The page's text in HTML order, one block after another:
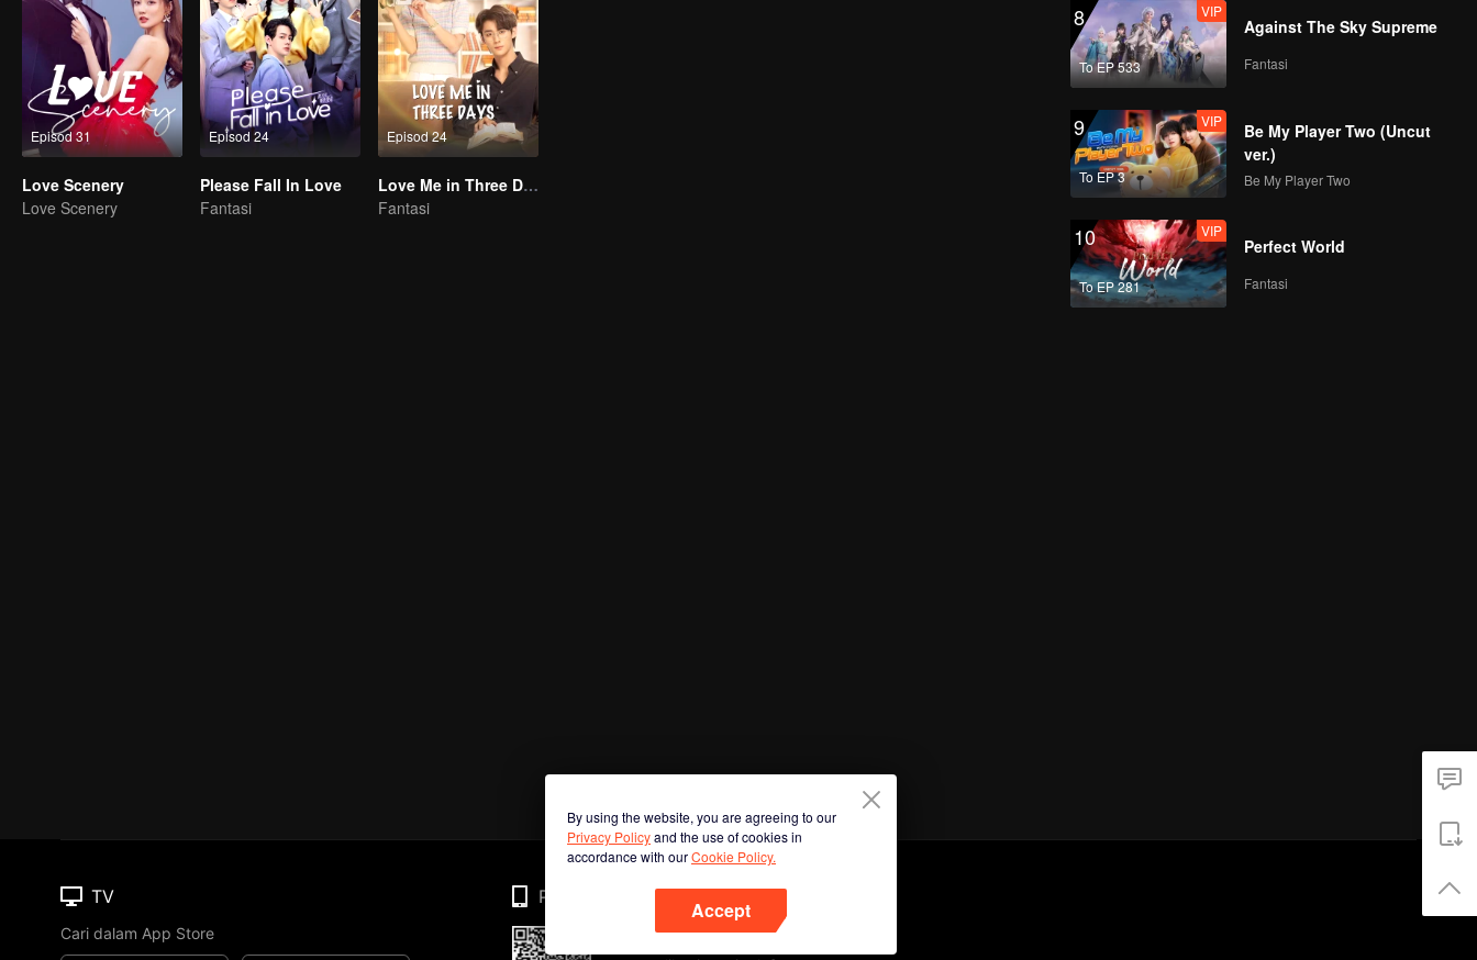
Episod 31
Love Scenery
Love Scenery
Episod 24
Please Fall In Love
Fantasi
Episod 24
Love Me in Three Days
Fantasi
8
To EP 533
VIP
Against The Sky Supreme
Fantasi
9
To EP 3
VIP
Be My Player Two (Uncut
ver.)
Be My Player Two
10
To EP 281
VIP
Perfect World
Fantasi
By using the website, you are agreeing to our
Privacy Policyand the use of cookies in
accordance with ourCookie Policy.
Accept
TV
Cari dalam App Store
Phone